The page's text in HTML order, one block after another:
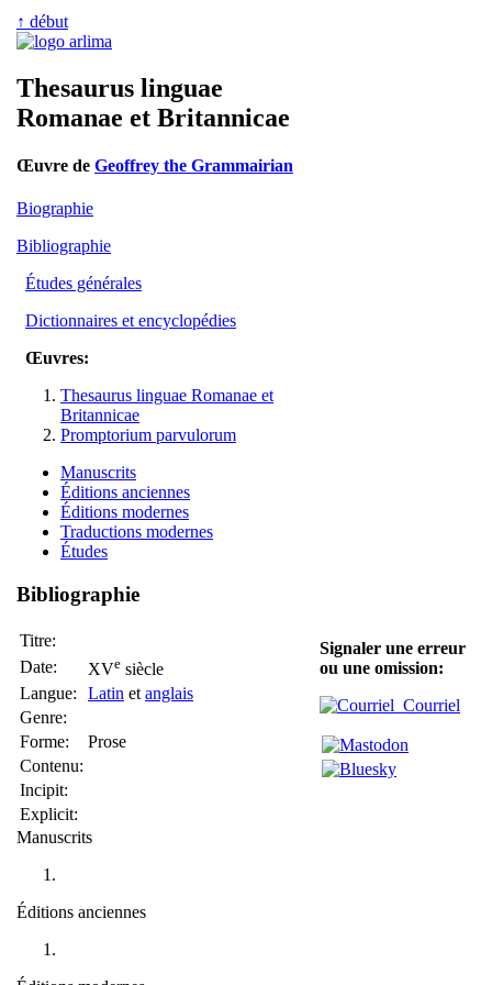
↑ début
Thesaurus linguae
Romanae et Britannicae
Œuvre de Geoffrey the Grammairian
Biographie
Bibliographie
Études générales
Dictionnaires et encyclopédies
Œuvres:
Thesaurus linguae Romanae et
Britannicae
Promptorium parvulorum
Manuscrits
Éditions anciennes
Éditions modernes
Traductions modernes
Études
Bibliographie
Titre:
Date:
XVe siècle
Langue:
Latin et anglais
Genre:
Forme:
Prose
Contenu:
Incipit:
Explicit:
Manuscrits
Éditions anciennes
Signaler une erreur
ou une omission:
Courriel